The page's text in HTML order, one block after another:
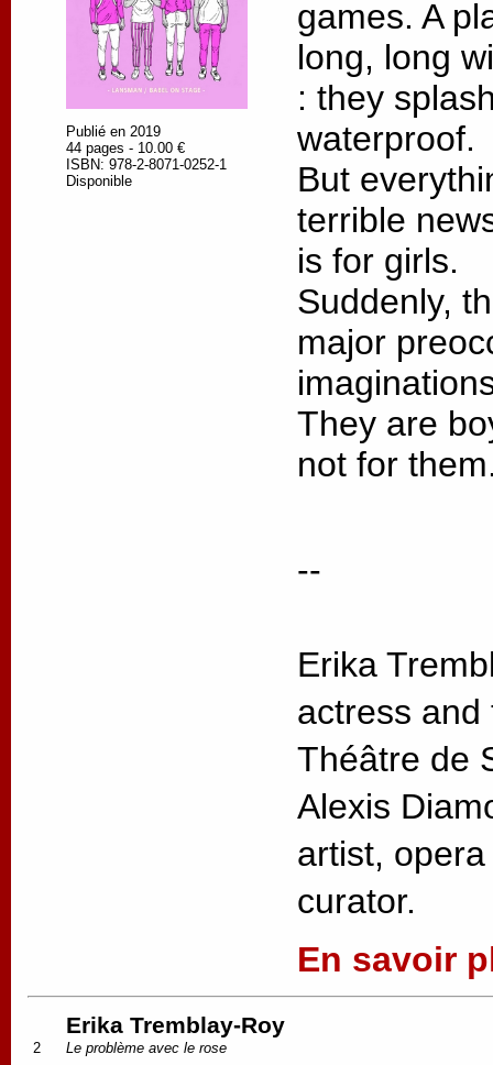
Publié en 2019
44 pages - 10.00 €
ISBN: 978-2-8071-0252-1
Disponible
games. A
long, long
: they
waterproof.
But
terrible
is for girls.
Suddenly,
major
They are
not for
--
Erika
actress and
Théâtre de
Alexis
artist,
curator.
En savoir
2
Erika Tremblay-Roy
Le problème avec le rose